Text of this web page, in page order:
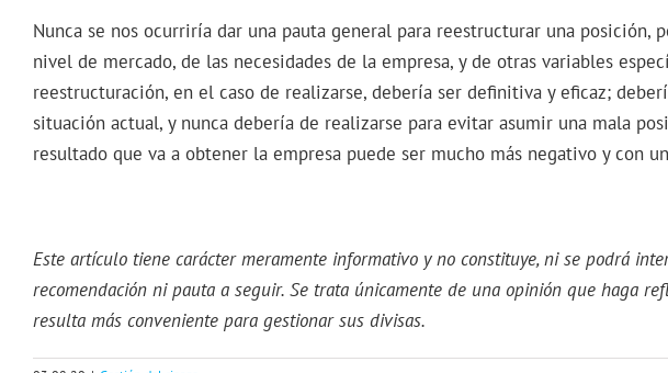
Nunca se nos ocurriría dar una pauta general para reestructurar una posición,
nivel de mercado, de las necesidades de la empresa, y de otras variables
reestructuración, en el caso de realizarse, debería ser definitiva y eficaz;
situación actual, y nunca debería de realizarse para evitar asumir una mala
resultado que va a obtener la empresa puede ser mucho más negativo y con
Este artículo tiene carácter meramente informativo y no constituye, ni se podrá
recomendación ni pauta a seguir. Se trata únicamente de una opinión que haga
resulta más conveniente para gestionar sus divisas.